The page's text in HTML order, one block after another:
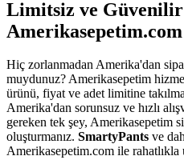
Limitsiz ve Güvenilir
Amerikasepetim.com
Hiç zorlanmadan Amerika'dan
muydunuz? Amerikasepetim
ürünü, fiyat ve adet limitine
Amerika'dan sorunsuz ve hızlı
gereken tek şey, Amerikasepetim
oluşturmanız. SmartyPants ve
Amerikasepetim.com ile rahatlıkla